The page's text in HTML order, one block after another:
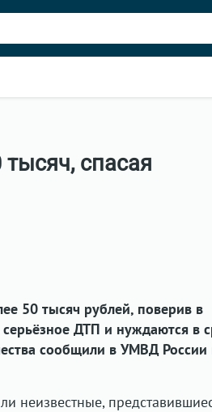
спасая
50 тысяч рублей, поверив в
ДТП и нуждаются в
сообщили в УМВД России
неизвестные,